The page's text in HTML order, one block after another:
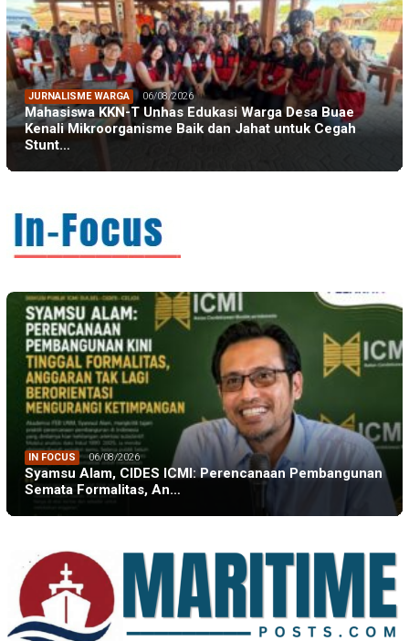
JURNALISME WARGA 06/08/2026
Mahasiswa KKN-T Unhas Edukasi Warga Desa Buae
Kenali Mikroorganisme Baik dan Jahat untuk Cegah
Stunt…
IN FOCUS 06/08/2026
Syamsu Alam, CIDES ICMI: Perencanaan Pembangunan
Semata Formalitas, An…